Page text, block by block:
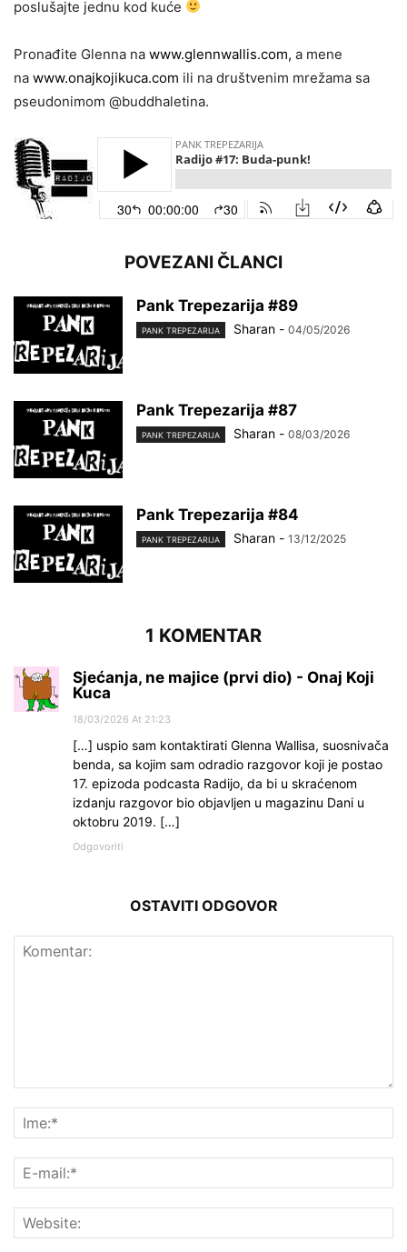
poslušajte jednu kod kuće
Pronađite Glenna na www.glennwallis.com, a mene
na www.onajkojikuca.com ili na društvenim mrežama sa
pseudonimom @buddhaletina.
POVEZANI ČLANCI
Pank Trepezarija #89
PANK TREPEZARIJA Sharan - 04/05/2026
Pank Trepezarija #87
PANK TREPEZARIJA Sharan - 08/03/2026
Pank Trepezarija #84
PANK TREPEZARIJA Sharan - 13/12/2025
1 KOMENTAR
Sjećanja, ne majice (prvi dio) - Onaj Koji
Kuca
18/03/2026 At 21:23
[…] uspio sam kontaktirati Glenna Wallisa, suosnivača
benda, sa kojim sam odradio razgovor koji je postao
17. epizoda podcasta Radijo, da bi u skraćenom
izdanju razgovor bio objavljen u magazinu Dani u
oktobru 2019. […]
Odgovoriti
OSTAVITI ODGOVOR